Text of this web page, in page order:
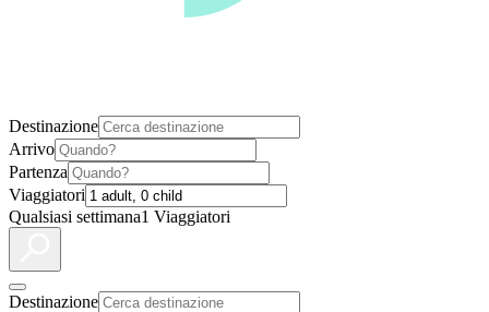
Destinazione
Arrivo
Partenza
Viaggiatori
Qualsiasi settimana1 Viaggiatori
Destinazione